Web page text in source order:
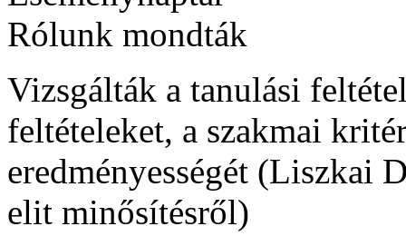
Rólunk mondták
Vizsgálták a tanulási
feltételeket, a szakmai
eredményességét (Liszkai
elit minősítésről)